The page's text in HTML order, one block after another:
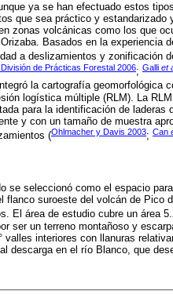
ya se han efectuado estos
que sea práctico y
zonas volcánicas como los que
Basados en la experiencia
a deslizamientos y zonificación
de Prácticas Forestal 2006; Galli et
la cartografía geomorfológica
logística múltiple (RLM). La
para la identificación de
y con un tamaño de muestra
(Ohlmacher y Davis 2003; Can
se seleccionó como el espacio
flanco suroeste del volcán de Pico
El área de estudio cubre un área
ser un terreno montañoso y
valles interiores con llanuras
descarga en el río Blanco, que